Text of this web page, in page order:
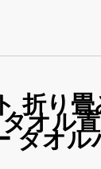
折り
オル
タオ